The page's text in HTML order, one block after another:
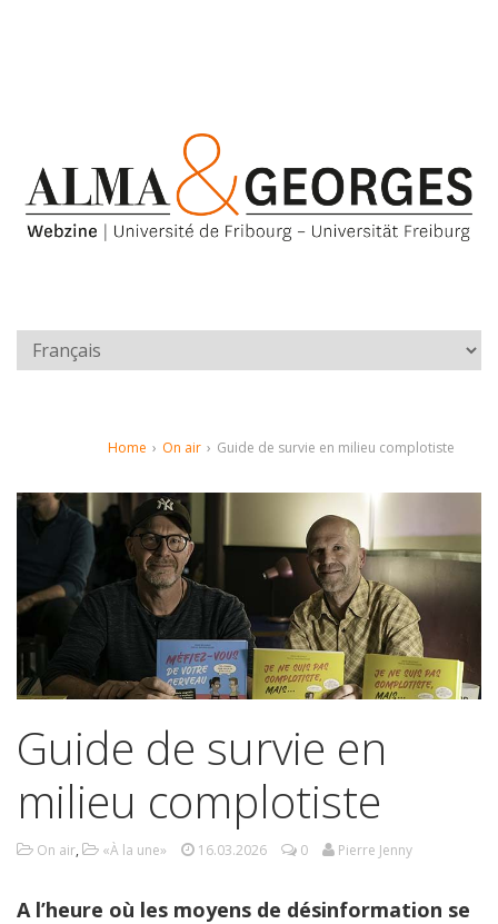
Home › On air › Guide de survie en milieu complotiste
Guide de survie en
milieu complotiste
On air, «À la une» 16.03.2026 0 Pierre Jenny
A l’heure où les moyens de désinformation se